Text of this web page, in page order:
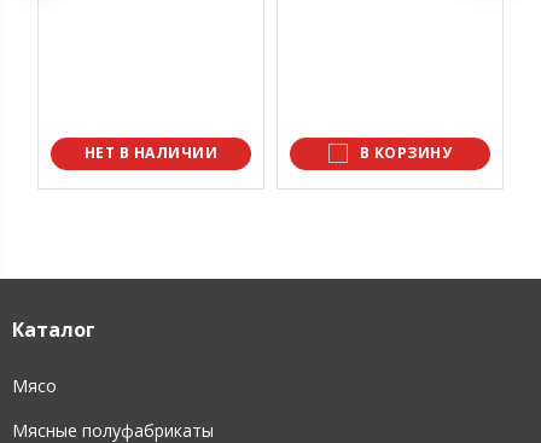
НЕТ В НАЛИЧИИ В КОРЗИНУ
Каталог
Мясо
Мясные полуфабрикаты